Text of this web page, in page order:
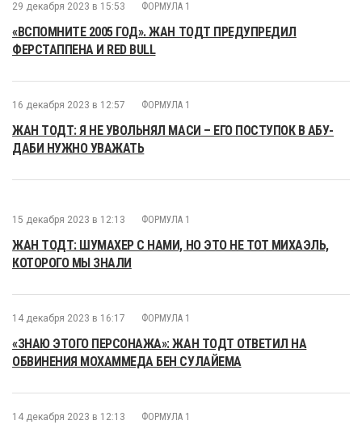
29 декабря 2023 в 15:53 ФОРМУЛА 1
«ВСПОМНИТЕ 2005 ГОД». ЖАН ТОДТ ПРЕДУПРЕДИЛ
ФЕРСТАППЕНА И RED BULL
16 декабря 2023 в 12:57 ФОРМУЛА 1
ЖАН ТОДТ: Я НЕ УВОЛЬНЯЛ МАСИ – ЕГО ПОСТУПОК В АБУ-
ДАБИ НУЖНО УВАЖАТЬ
15 декабря 2023 в 12:13 ФОРМУЛА 1
ЖАН ТОДТ: ШУМАХЕР С НАМИ, НО ЭТО НЕ ТОТ МИХАЭЛЬ,
КОТОРОГО МЫ ЗНАЛИ
14 декабря 2023 в 16:17 ФОРМУЛА 1
«ЗНАЮ ЭТОГО ПЕРСОНАЖА»: ЖАН ТОДТ ОТВЕТИЛ НА
ОБВИНЕНИЯ МОХАММЕДА БЕН СУЛАЙЕМА
14 декабря 2023 в 12:13 ФОРМУЛА 1